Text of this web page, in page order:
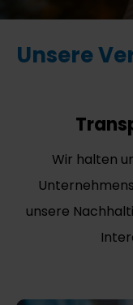
Unsere
Wir halten
unsere